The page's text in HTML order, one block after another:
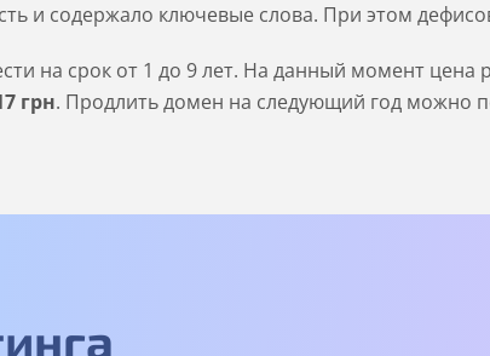
и содержало ключевые слова. При этом
на срок от 1 до 9 лет. На данный момент цена
грн. Продлить домен на следующий год можно